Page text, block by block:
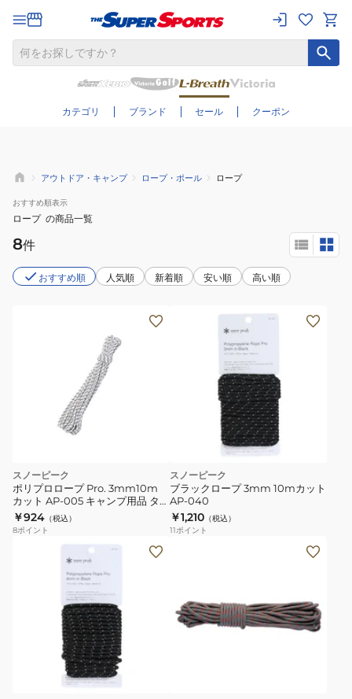
カテゴリ ブランド セール クーポン
さらに絞り込む
アウトドア・キャンプ ロープ・ポール ロープ
おすすめ順表示
ロープ の商品一覧
8件
おすすめ順 人気順 新着順 安い順 高い順
スノーピーク
ポリプロロープ Pro. 3mm10m
カット AP-005 キャンプ用品 ター
プ
￥924 （税込）
8ポイント
スノーピーク
ブラックロープ 3mm 10mカット
AP-040
￥1,210 （税込）
11ポイント